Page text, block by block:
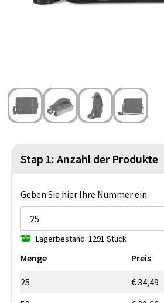
Strandtaschen
Seesäcke
Blazer
Lampen und Werkzeug
Partyprodukte
Weihnachten
Themenpakete
Stap 1: Anzahl der Produkte
Geben Sie hier Ihre Nummer ein
Lagerbestand: 1291 Stück
Menge Preis
25
€ 34,49